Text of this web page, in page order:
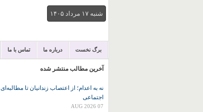
شنبه ۱۷ مرداد ۱۴۰۵
برگ نخست درباره ما تماس با ما
آخرین مطالب منتشر شده
نه به اعدام؛ از اعتصاب زندانیان تا مطالبه‌ای
اجتماعی
07 AUG 2026